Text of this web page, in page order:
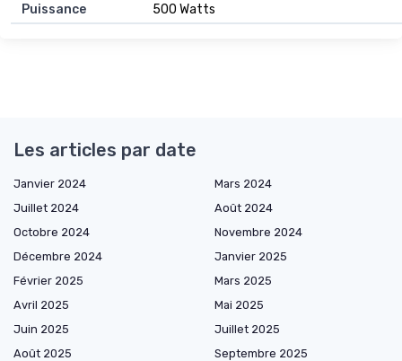
Puissance 500 Watts
Les articles par date
Janvier 2024
Mars 2024
Juillet 2024
Août 2024
Octobre 2024
Novembre 2024
Décembre 2024
Janvier 2025
Février 2025
Mars 2025
Avril 2025
Mai 2025
Juin 2025
Juillet 2025
Août 2025
Septembre 2025